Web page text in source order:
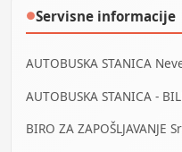
●Servisne informacije
AUTOBUSKA STANICA
AUTOBUSKA STANICA -
BIRO ZA ZAPOŠLJAVANJE